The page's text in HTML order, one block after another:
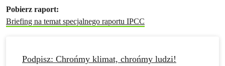
Pobierz raport:
Briefing na temat specjalnego raportu IPCC
Podpisz: Chrońmy klimat, chrońmy ludzi!